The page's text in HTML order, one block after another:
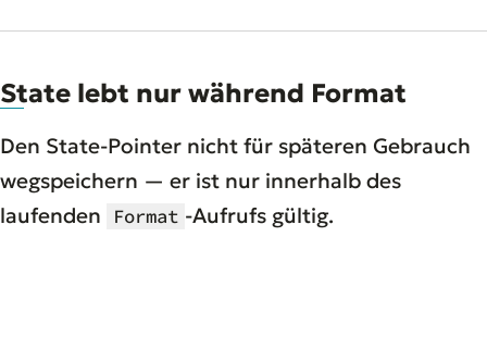
State lebt nur während Format
Den State-Pointer nicht für späteren Gebrauch
wegspeichern — er ist nur innerhalb des
laufenden
Format -Aufrufs gültig.